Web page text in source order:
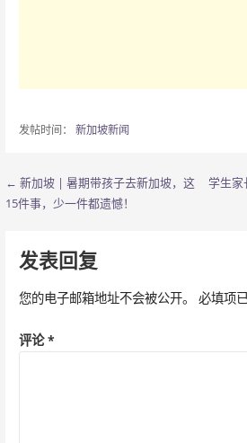
发帖时间： 新加坡新闻
文
导
航
← 新加坡 | 暑期带孩子去新加坡，这
15件事，少一件都遗憾！
学生家
发表回复
您的电子邮箱地址不会被公开。 必填项
评论*